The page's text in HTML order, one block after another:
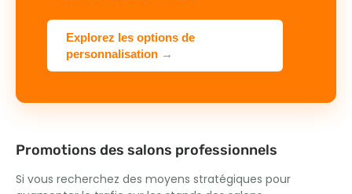
Explorez les options de
personnalisation →
Promotions des salons professionnels
Si vous recherchez des moyens stratégiques pour